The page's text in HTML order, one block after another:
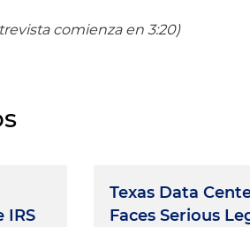
comienza en 3:20)
IRS
Texas Data
Faces Serious